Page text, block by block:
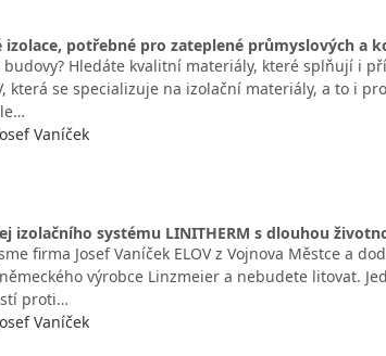
potřebné pro zateplené průmyslových a
Hledáte kvalitní materiály, které splňují i
která se specializuje na izolační materiály, a to i
Vaníček
izolačního systému LINITHERM s dlouhou
firma Josef Vaníček ELOV z Vojnova Městce a
výrobce Linzmeier a nebudete litovat.
proti…
Vaníček